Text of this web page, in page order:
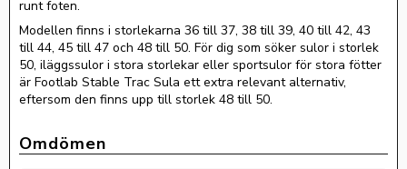
runt foten.
Modellen finns i storlekarna 36 till 37, 38 till 39, 40 till 42, 43
till 44, 45 till 47 och 48 till 50. För dig som söker sulor i storlek
50, iläggssulor i stora storlekar eller sportsulor för stora fötter
är Footlab Stable Trac Sula ett extra relevant alternativ,
eftersom den finns upp till storlek 48 till 50.
Omdömen